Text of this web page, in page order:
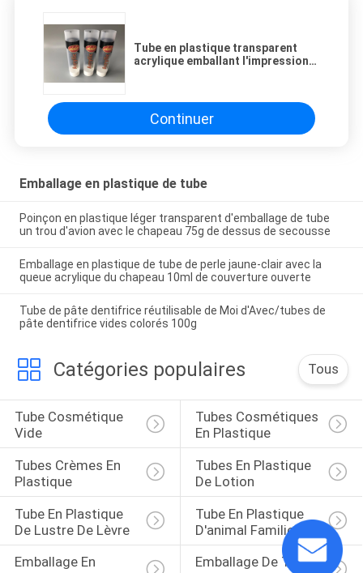
Tube en plastique transparent
acrylique emballant l'impression
Continuer
Emballage en plastique de tube
Poinçon en plastique léger transparent d'emballage de tube
un trou d'avion avec le chapeau 75g de dessus de secousse
Emballage en plastique de tube de perle jaune-clair avec la
queue acrylique du chapeau 10ml de couverture ouverte
Tube de pâte dentifrice réutilisable de Moi d'Avec/tubes de
pâte dentifrice vides colorés 100g
Catégories populaires Tous
Tube Cosmétique
Vide
Tubes Cosmétiques
En Plastique
Tubes Crèmes En
Plastique
Tubes En Plastique
De Lotion
Tube En Plastique
De Lustre De Lèvre
Tube En Plastique
D'animal Familier
Emballage En
Emballage De Tube